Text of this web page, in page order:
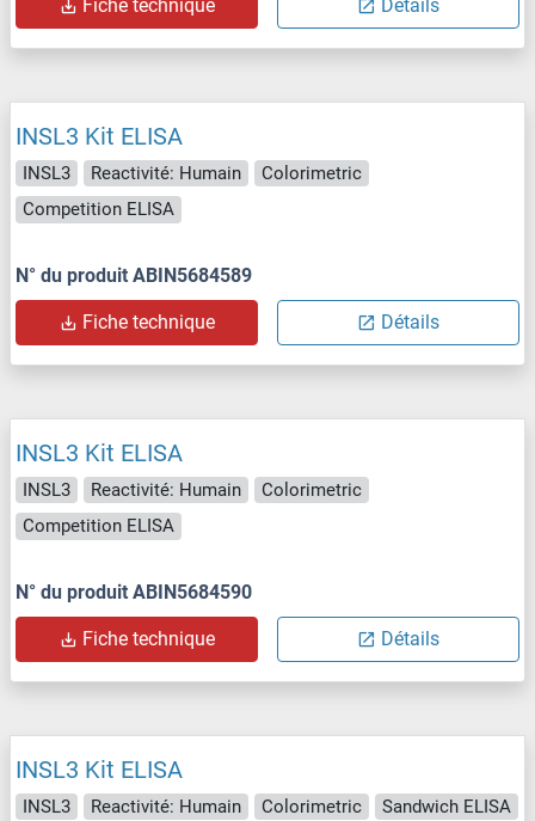
Fiche technique Détails
INSL3 Kit ELISA
INSL3 Reactivité: Humain
Colorimetric
Competition ELISA
N° du produit ABIN5684589
Fiche technique Détails
INSL3 Kit ELISA
INSL3 Reactivité: Humain
Colorimetric
Competition ELISA
N° du produit ABIN5684590
Fiche technique Détails
INSL3 Kit ELISA
INSL3 Reactivité: Humain Colorimetric
Sandwich ELISA